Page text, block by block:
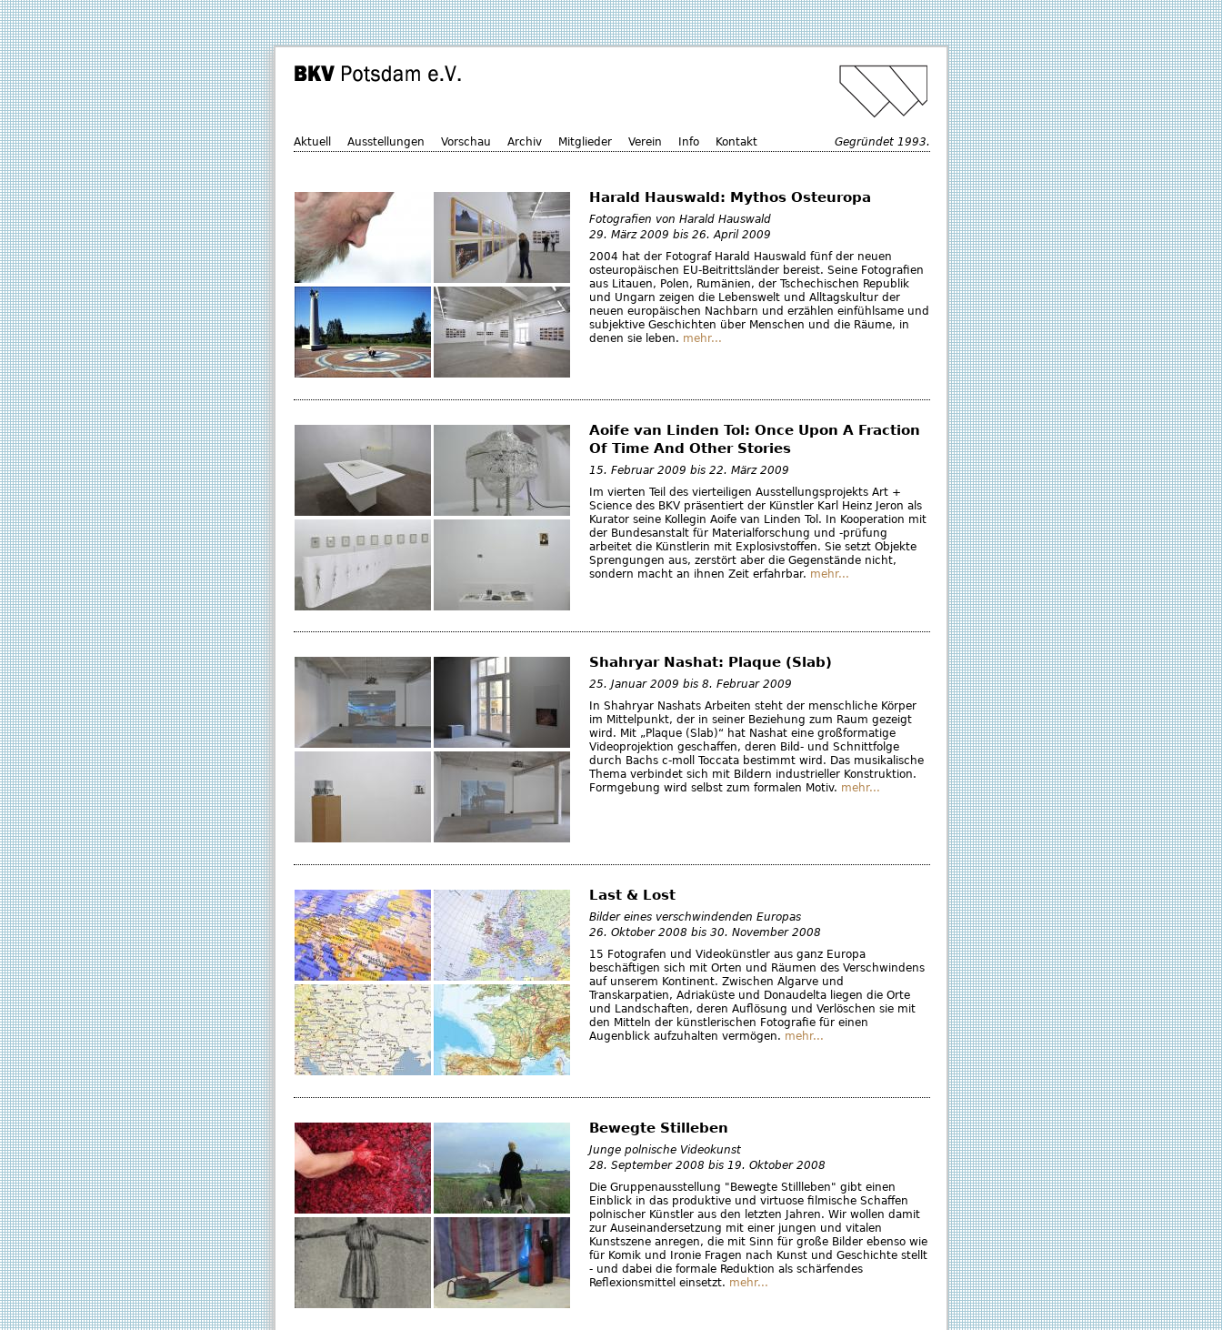
Aktuell Ausstellungen Vorschau Archiv Mitglieder Verein Info Kontakt Gegründet 1993.
Harald Hauswald: Mythos Osteuropa
Fotografien von Harald Hauswald
29. März 2009 bis 26. April 2009
2004 hat der Fotograf Harald Hauswald fünf der neuen
osteuropäischen EU-Beitrittsländer bereist. Seine Fotografien
aus Litauen, Polen, Rumänien, der Tschechischen Republik
und Ungarn zeigen die Lebenswelt und Alltagskultur der
neuen europäischen Nachbarn und erzählen einfühlsame und
subjektive Geschichten über Menschen und die Räume, in
denen sie leben. mehr...
Aoife van Linden Tol: Once Upon A Fraction
Of Time And Other Stories
15. Februar 2009 bis 22. März 2009
Im vierten Teil des vierteiligen Ausstellungsprojekts Art +
Science des BKV präsentiert der Künstler Karl Heinz Jeron als
Kurator seine Kollegin Aoife van Linden Tol. In Kooperation mit
der Bundesanstalt für Materialforschung und -prüfung
arbeitet die Künstlerin mit Explosivstoffen. Sie setzt Objekte
Sprengungen aus, zerstört aber die Gegenstände nicht,
sondern macht an ihnen Zeit erfahrbar. mehr...
Shahryar Nashat: Plaque (Slab)
25. Januar 2009 bis 8. Februar 2009
In Shahryar Nashats Arbeiten steht der menschliche Körper
im Mittelpunkt, der in seiner Beziehung zum Raum gezeigt
wird. Mit „Plaque (Slab)“ hat Nashat eine großformatige
Videoprojektion geschaffen, deren Bild- und Schnittfolge
durch Bachs c-moll Toccata bestimmt wird. Das musikalische
Thema verbindet sich mit Bildern industrieller Konstruktion.
Formgebung wird selbst zum formalen Motiv. mehr...
Last & Lost
Bilder eines verschwindenden Europas
26. Oktober 2008 bis 30. November 2008
15 Fotografen und Videokünstler aus ganz Europa
beschäftigen sich mit Orten und Räumen des Verschwindens
auf unserem Kontinent. Zwischen Algarve und
Transkarpatien, Adriaküste und Donaudelta liegen die Orte
und Landschaften, deren Auflösung und Verlöschen sie mit
den Mitteln der künstlerischen Fotografie für einen
Augenblick aufzuhalten vermögen. mehr...
Bewegte Stilleben
Junge polnische Videokunst
28. September 2008 bis 19. Oktober 2008
Die Gruppenausstellung "Bewegte Stillleben" gibt einen
Einblick in das produktive und virtuose filmische Schaffen
polnischer Künstler aus den letzten Jahren. Wir wollen damit
zur Auseinandersetzung mit einer jungen und vitalen
Kunstszene anregen, die mit Sinn für große Bilder ebenso wie
für Komik und Ironie Fragen nach Kunst und Geschichte stellt
- und dabei die formale Reduktion als schärfendes
Reflexionsmittel einsetzt. mehr...